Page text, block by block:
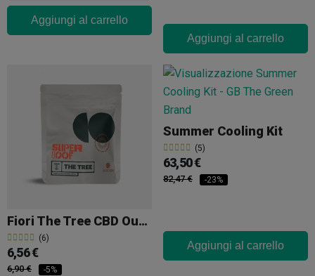
Aggiungi al carrello
Aggiungi al carrello
Fiori The Tree CBD Outdoor 'Super Boof'
(6)
6,56 €
6,90 € -5%
Summer Cooling Kit
(5)
63,50 €
82,47 € -23%
Aggiungi al carrello